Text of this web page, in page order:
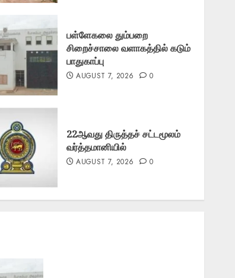
பள்ளேகலை தும்பறை
சிறைச்சாலை வளாகத்தில் கடும்
பாதுகாப்பு
AUGUST 7, 2026 0
22ஆவது திருத்தச் சட்டமூலம்
வர்த்தமானியில்
AUGUST 7, 2026 0